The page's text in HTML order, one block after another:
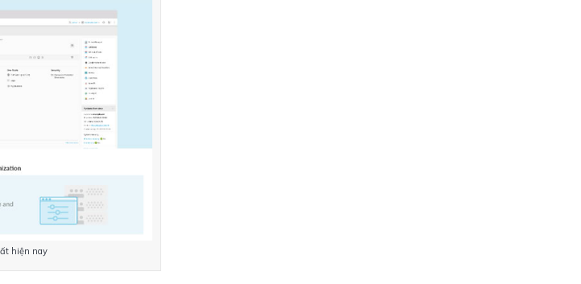
hiện nay